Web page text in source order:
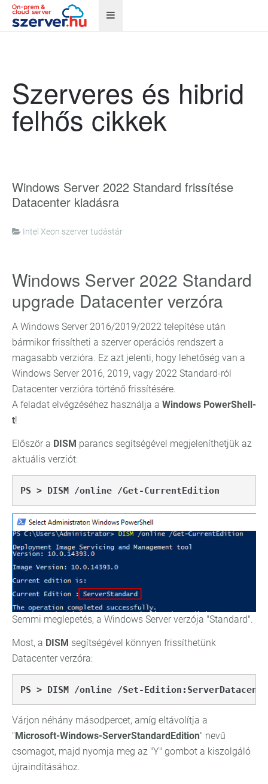
Szerveres és hibrid
felhős cikkek
Windows Server 2022 Standard frissítése
Datacenter kiadásra
Intel Xeon szerver tudástár
Windows Server 2022 Standard
upgrade Datacenter verzóra
A Windows Server 2016/2019/2022 telepítése után
bármikor frissítheti a szerver operációs rendszert a
magasabb verzióra. Ez azt jelenti, hogy lehetőség van a
Windows Server 2016, 2019, vagy 2022 Standard-ról
Datacenter verzióra történő frissítésére.
A feladat elvégzéséhez használja a Windows PowerShell-
t!
Először a DISM parancs segítségével megjeleníthetjük az
aktuális verziót:
PS > DISM /online /Get-CurrentEdition
Semmi meglepetés, a Windows Server verzója "Standard".
Most, a DISM segítségével könnyen frissíthetünk
Datacenter verzóra:
PS > DISM /online /Set-Edition:ServerDatacenter /
Várjon néhány másodpercet, amíg eltávolítja a
" Microsoft-Windows-ServerStandardEdition" nevű
csomagot, majd nyomja meg az "Y" gombot a kiszolgáló
újraindításához.